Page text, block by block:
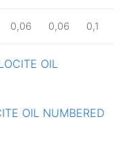
0,06 0,06 0,1
OIL
OIL NUMBERED